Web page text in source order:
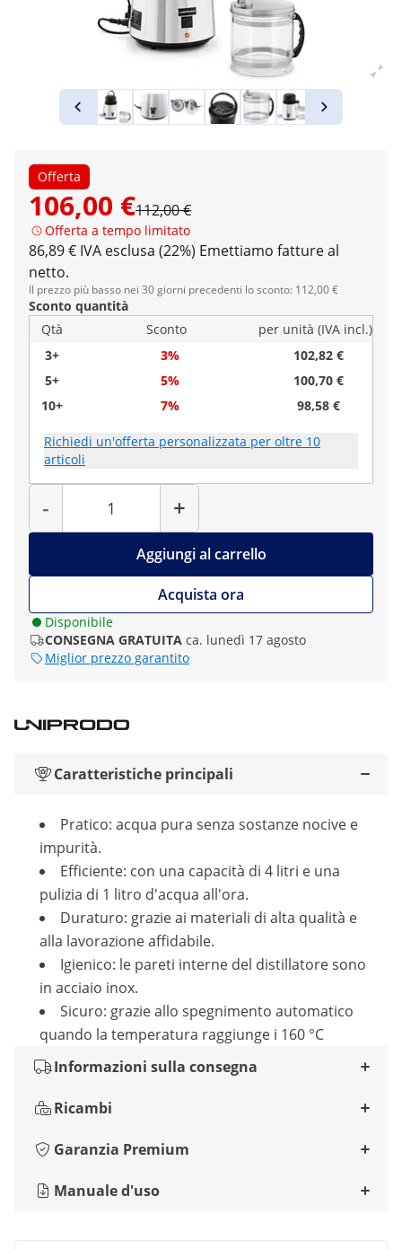
Offerta
106,00 €112,00 €
Offerta a tempo limitato
86,89 € IVA esclusa (22%) Emettiamo fatture al
netto.
Il prezzo più basso nei 30 giorni precedenti lo sconto: 112,00 €
Sconto quantità
Qtà
Sconto
per unità (IVA incl.)
3+
3%
102,82 €
5+
5%
100,70 €
10+
7% 98,58 €
Richiedi un'offerta personalizzata per oltre 10
articoli
-
Quantità
+
Aggiungi al carrello
Acquista ora
Disponibile
CONSEGNA GRATUITA ca. lunedì 17 agosto
Miglior prezzo garantito
Caratteristiche principali
Pratico: acqua pura senza sostanze nocive e
impurità.
Efficiente: con una capacità di 4 litri e una
pulizia di 1 litro d'acqua all'ora.
Duraturo: grazie ai materiali di alta qualità e
alla lavorazione affidabile.
Igienico: le pareti interne del distillatore sono
in acciaio inox.
Sicuro: grazie allo spegnimento automatico
quando la temperatura raggiunge i 160 °C
Informazioni sulla consegna
Ricambi
Garanzia Premium
Manuale d'uso